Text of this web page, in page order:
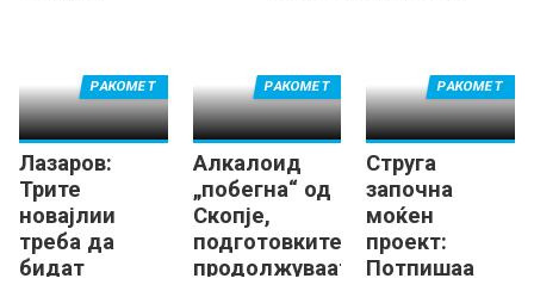
Лазаров:
Трите
новајлии
треба да
бидат
РАКОМЕТ
Алкалоид
„побегна“ од
Скопје,
подготовките
продолжуваат
РАКОМЕТ
Струга
започна
моќен
проект:
Потпишаа
РАКОМЕТ